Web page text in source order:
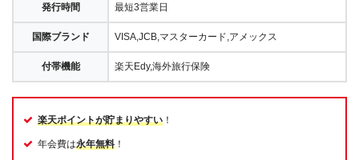
発行時間 最短3営業日
国際ブランド VISA,JCB,マスターカード,アメックス
付帯機能 楽天Edy,海外旅行保険
楽天ポイントが貯まりやすい ！
年会費は永年無料 ！